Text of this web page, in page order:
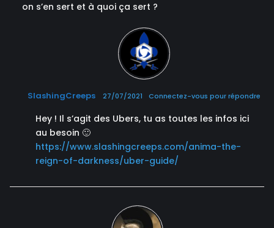
on s’en sert et à quoi ça sert ?
SlashingCreeps 27/07/2021 Connectez-vous pour répondre
Hey ! Il s’agit des Ubers, tu as toutes les infos ici
au besoin 🙂
https://www.slashingcreeps.com/anima-the-
reign-of-darkness/uber-guide/